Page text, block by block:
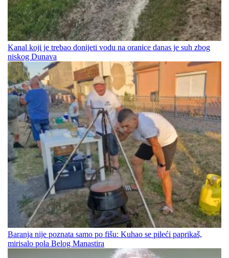
Kanal koji je trebao donijeti vodu na oranice danas je suh zbog
niskog Dunava
Baranja nije poznata samo po fišu: Kuhao se pileći paprikaš,
mirisalo pola Belog Manastira